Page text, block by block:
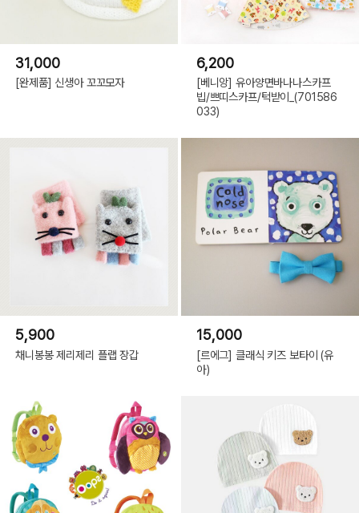
31,000
[완제품] 신생아 꼬꼬모자
6,200
[베니앙] 유아양면바나나스카프
빕/쁘띠스카프/턱받이_(701586
033)
5,900
채니봉봉 제리제리 플랩 장갑
15,000
[르에그] 클래식 키즈 보타이 (유
아)